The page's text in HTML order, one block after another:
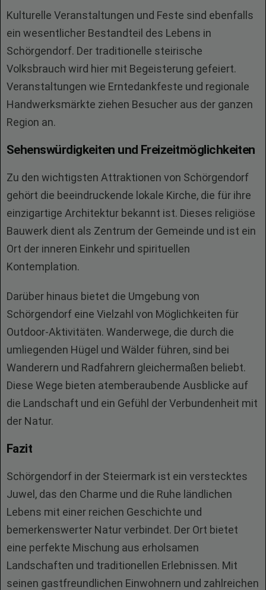
Kulturelle Veranstaltungen und Feste sind ebenfalls
ein wesentlicher Bestandteil des Lebens in
Schörgendorf. Der traditionelle steirische
Volksbrauch wird hier mit Begeisterung gefeiert.
Veranstaltungen wie Erntedankfeste und regionale
Handwerksmärkte ziehen Besucher aus der ganzen
Region an.
Sehenswürdigkeiten und Freizeitmöglichkeiten
Zu den wichtigsten Attraktionen von Schörgendorf
gehört die beeindruckende lokale Kirche, die für ihre
einzigartige Architektur bekannt ist. Dieses religiöse
Bauwerk dient als Zentrum der Gemeinde und ist ein
Ort der inneren Einkehr und spirituellen
Kontemplation.
Darüber hinaus bietet die Umgebung von
Schörgendorf eine Vielzahl von Möglichkeiten für
Outdoor-Aktivitäten. Wanderwege, die durch die
umliegenden Hügel und Wälder führen, sind bei
Wanderern und Radfahrern gleichermaßen beliebt.
Diese Wege bieten atemberaubende Ausblicke auf
die Landschaft und ein Gefühl der Verbundenheit mit
der Natur.
Fazit
Schörgendorf in der Steiermark ist ein verstecktes
Juwel, das den Charme und die Ruhe ländlichen
Lebens mit einer reichen Geschichte und
bemerkenswerter Natur verbindet. Der Ort bietet
eine perfekte Mischung aus erholsamen
Landschaften und traditionellen Erlebnissen. Mit
seinen gastfreundlichen Einwohnern und zahlreichen